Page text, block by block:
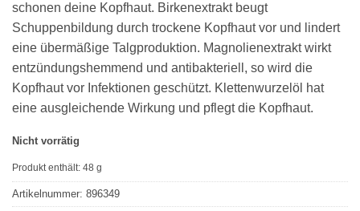
schonen deine Kopfhaut. Birkenextrakt beugt
Schuppenbildung durch trockene Kopfhaut vor und lindert
eine übermäßige Talgproduktion. Magnolienextrakt wirkt
entzündungshemmend und antibakteriell, so wird die
Kopfhaut vor Infektionen geschützt. Klettenwurzelöl hat
eine ausgleichende Wirkung und pflegt die Kopfhaut.
Nicht vorrätig
Produkt enthält: 48 g
Artikelnummer: 896349